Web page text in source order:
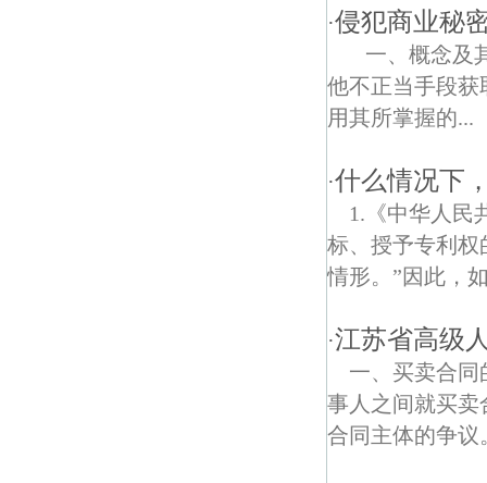
·侵犯商业秘
一、概念及
他不正当手段获
用其所掌握的...
·什么情况下
1.《中华人民
标、授予专利权
情形。”因此，
·江苏省高级
一、买卖合
事人之间就买卖
合同主体的争议